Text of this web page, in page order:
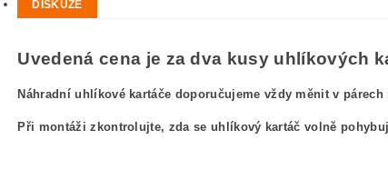
DISKUZE
Uvedená cena je za dva kusy uhlíkových
Náhradní uhlíkové kartáče doporučujeme vždy měnit v
Při montáži zkontrolujte, zda se uhlíkový kartáč volně